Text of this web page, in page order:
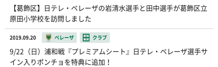
【葛飾区】日テレ・ベレーザの岩清水選手と田中選手が葛飾区立
原田小学校を訪問しました
2019.09.20 ベレーザ クラブ
9/22（日）浦和戦『プレミアムシート』日テレ・ベレーザ選手サ
イン入りポンチョを特典に追加！